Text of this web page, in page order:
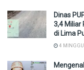
Dinas
3,4 Miliar
di Lima
4